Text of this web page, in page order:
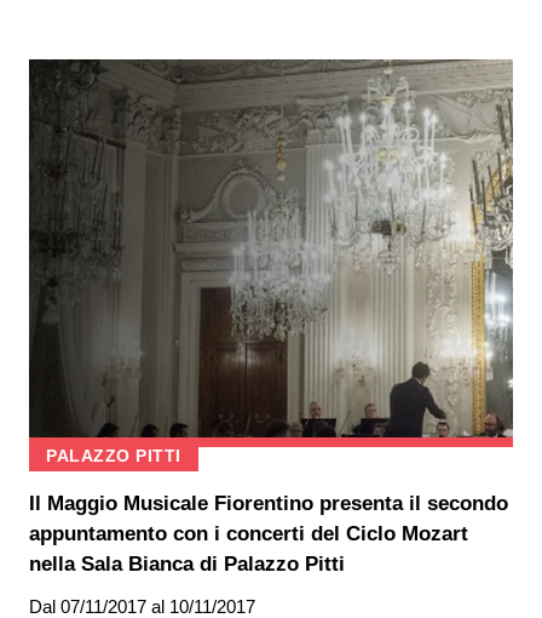
PALAZZO PITTI
Il Maggio Musicale Fiorentino presenta il secondo
appuntamento con i concerti del Ciclo Mozart
nella Sala Bianca di Palazzo Pitti
Dal 07/11/2017 al 10/11/2017